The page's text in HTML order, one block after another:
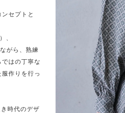
セプトと
、
がら、熟練
はの丁寧な
作りを行っ
時代のデザ